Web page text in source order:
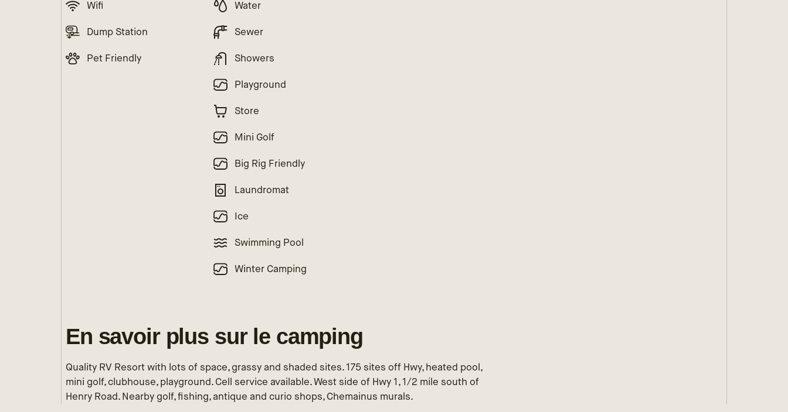
Wifi
Dump Station
Pet Friendly
Water
Sewer
Showers
Playground
Store
Mini Golf
Big Rig Friendly
Laundromat
Ice
Swimming Pool
Winter Camping
En savoir plus sur le camping
Quality RV Resort with lots of space, grassy and shaded sites. 175 sites off Hwy, heated pool,
mini golf, clubhouse, playground. Cell service available. West side of Hwy 1, 1/2 mile south of
Henry Road. Nearby golf, fishing, antique and curio shops, Chemainus murals.